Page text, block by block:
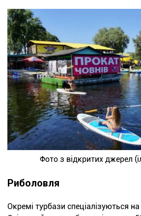
Фото з відкритих джерел
Риболовля
Окремі турбази спеціалізуються на